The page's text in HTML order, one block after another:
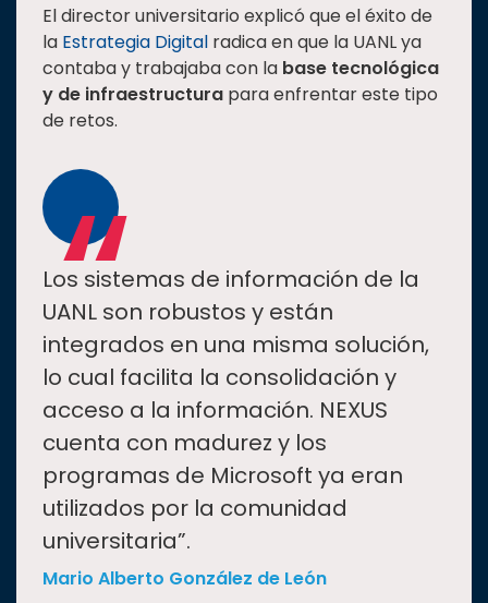
El director universitario explicó que el éxito de
la Estrategia Digital radica en que la UANL ya
contaba y trabajaba con la base tecnológica
y de infraestructura para enfrentar este tipo
de retos.
“
Los sistemas de información de la
UANL son robustos y están
integrados en una misma solución,
lo cual facilita la consolidación y
acceso a la información. NEXUS
cuenta con madurez y los
programas de Microsoft ya eran
utilizados por la comunidad
universitaria”.
Mario Alberto González de León